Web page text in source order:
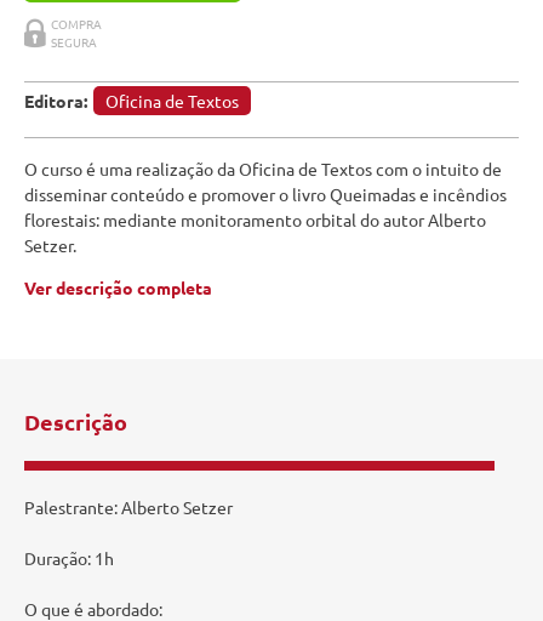
Editora: Oficina de Textos
O curso é uma realização da Oficina de Textos com o intuito de
disseminar conteúdo e promover o livro Queimadas e incêndios
florestais: mediante monitoramento orbital do autor Alberto
Setzer.
Ver descrição completa
Descrição
Palestrante: Alberto Setzer
Duração: 1h
O que é abordado: